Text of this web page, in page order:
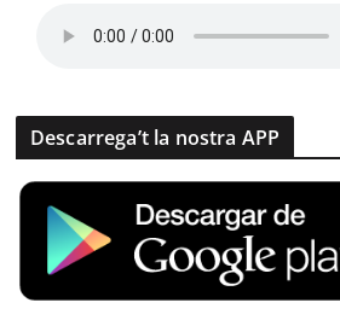
Descarrega’t la nostra APP